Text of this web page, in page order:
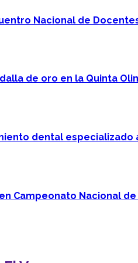
Nacional de
de oro en la Quinta
dental especializado
Campeonato Nacional